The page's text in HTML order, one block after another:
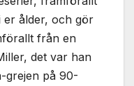
er ålder, och gör
från en
det var han
grejen på 90-